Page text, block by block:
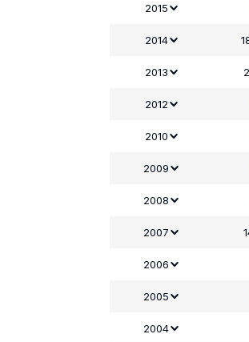
2015
2014
2013
2012
2010
2009
2008
2007
2006
2005
2004